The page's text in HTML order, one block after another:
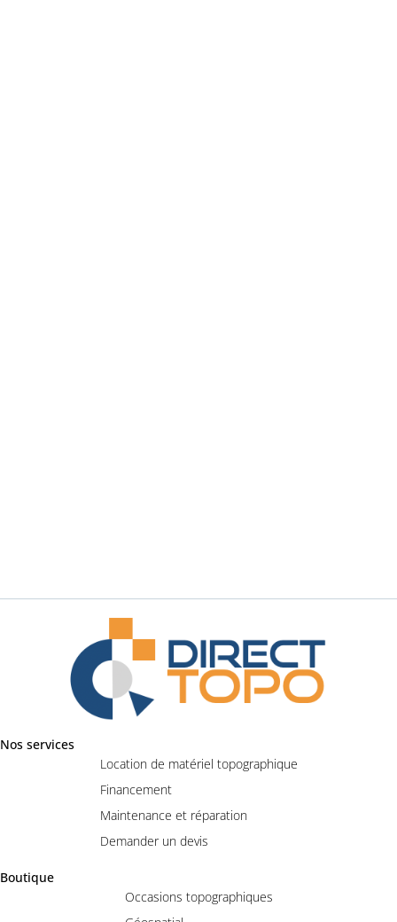
Nos services
Location de matériel topographique
Financement
Maintenance et réparation
Demander un devis
Boutique
Occasions topographiques